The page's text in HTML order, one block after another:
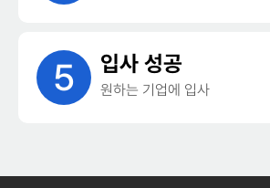
5 입사 성공
원하는 기업에 입사